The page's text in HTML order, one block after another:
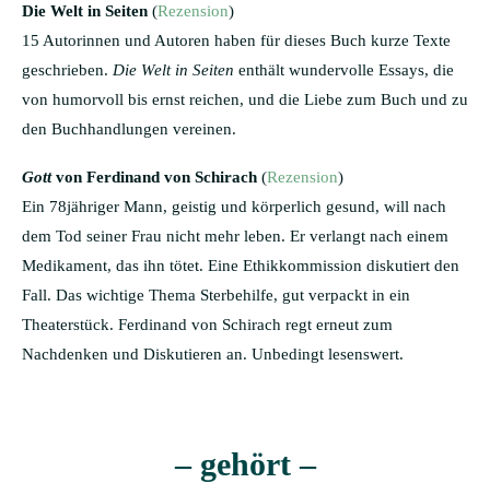
Die Welt in Seiten (Rezension)
15 Autorinnen und Autoren haben für dieses Buch kurze Texte
geschrieben. Die Welt in Seiten enthält wundervolle Essays, die
von humorvoll bis ernst reichen, und die Liebe zum Buch und zu
den Buchhandlungen vereinen.
Gottvon Ferdinand von Schirach (Rezension)
Ein 78jähriger Mann, geistig und körperlich gesund, will nach
dem Tod seiner Frau nicht mehr leben. Er verlangt nach einem
Medikament, das ihn tötet. Eine Ethikkommission diskutiert den
Fall. Das wichtige Thema Sterbehilfe, gut verpackt in ein
Theaterstück. Ferdinand von Schirach regt erneut zum
Nachdenken und Diskutieren an. Unbedingt lesenswert.
– gehört –